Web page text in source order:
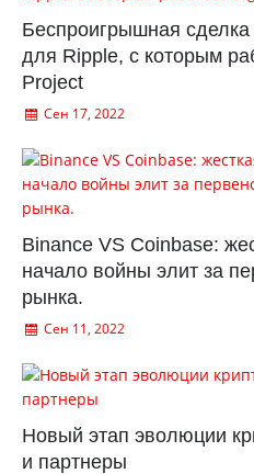
Беспроигрышная
для Ripple, с которым
Project
Сен 17, 2022
Binance VS Coinbase:
начало войны элит за
рынка.
Сен 11, 2022
Новый этап эволюции
и партнеры